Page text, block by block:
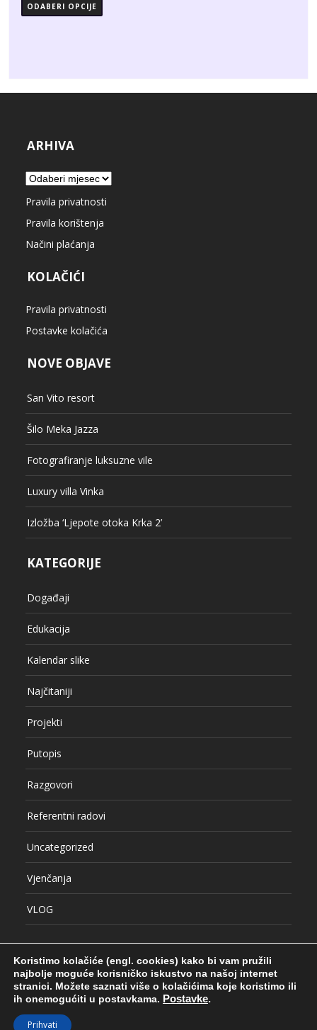
ODABERI OPCIJE
ARHIVA
Arhiva
Pravila privatnosti
Pravila korištenja
Načini plaćanja
KOLAČIĆI
Pravila privatnosti
Postavke kolačića
NOVE OBJAVE
San Vito resort
Šilo Meka Jazza
Fotografiranje luksuzne vile
Luxury villa Vinka
Izložba ‘Ljepote otoka Krka 2’
KATEGORIJE
Događaji
Edukacija
Kalendar slike
Najčitaniji
Projekti
Putopis
Razgovori
Referentni radovi
Uncategorized
Vjenčanja
VLOG
© COPYRIGHT SRĐAN HULAK
RADOVI
Koristimo kolačiće (engl. cookies) kako bi vam pružili
najbolje moguće korisničko iskustvo na našoj internet
stranici. Možete saznati više o kolačićima koje koristimo ili
ih onemogućiti u postavkama. Postavke.
Prihvati